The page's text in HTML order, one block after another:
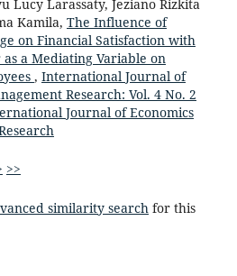
Lucy Larassaty, Jeziano Rizkita
Kamila, The Influence of
on Financial Satisfaction with
a Mediating Variable on
, International Journal of
Research: Vol. 4 No. 2
Journal of Economics
>>
similarity searchfor this